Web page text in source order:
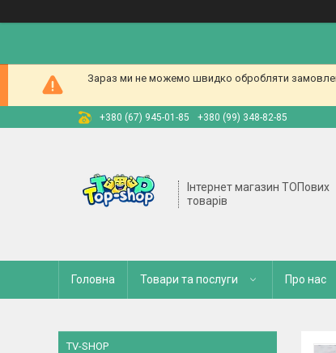
Зараз ми не можемо швидко обробляти
+380 (67) 945-01-85 +380 (99) 348-82-85
Інтернет магазин ТОПових
товарів
Головна Товари та послуги Про нас
TV-SHOP